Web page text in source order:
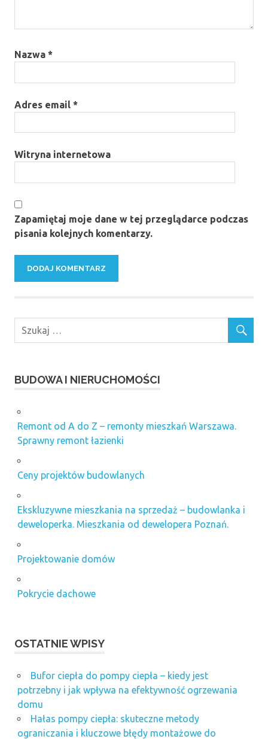
Nazwa *
Adres email *
Witryna internetowa
Zapamiętaj moje dane w tej przeglądarce podczas
pisania kolejnych komentarzy.
BUDOWA I NIERUCHOMOŚCI
Remont od A do Z – remonty mieszkań Warszawa.
Sprawny remont łazienki
Ceny projektów budowlanych
Ekskluzywne mieszkania na sprzedaż – budowlanka i
deweloperka. Mieszkania od dewelopera Poznań.
Projektowanie domów
Pokrycie dachowe
OSTATNIE WPISY
Bufor ciepła do pompy ciepła – kiedy jest
potrzebny i jak wpływa na efektywność ogrzewania
domu
Hałas pompy ciepła: skuteczne metody
ograniczania i kluczowe błędy montażowe do